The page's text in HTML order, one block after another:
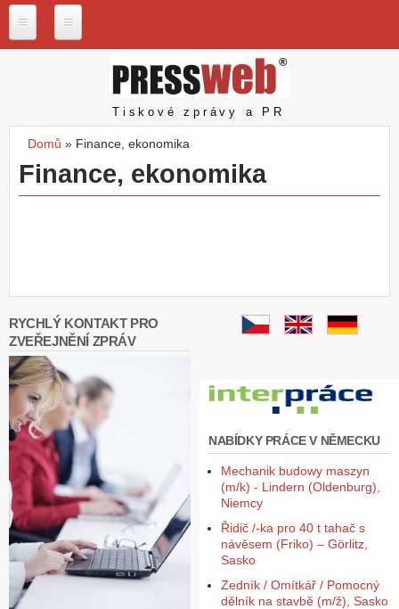
P
e
b
.
c
e
l
u
ž
b
y
Z
a
l
o
i
t
ú
e
t
Pressweb
Tiskové zprávy a PR
Jste zde
Domů » Finance, ekonomika
Finance, ekonomika
RYCHLÝ KONTAKT PRO
ZVEŘEJNĚNÍ ZPRÁV
NABÍDKY PRÁCE V NĚMECKU
Mechanik budowy maszyn
(m/k) - Lindern (Oldenburg),
Niemcy
Řidič /-ka pro 40 t tahač s
návěsem (Friko) – Görlitz,
Sasko
Zedník / Omítkář / Pomocný
dělník na stavbě (m/ž), Sasko